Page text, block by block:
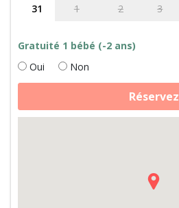
31
1 2 3
Gratuité 1 bébé (-2 ans)
Oui
Non
quantité
Alpagas,
chèvres
Réservez